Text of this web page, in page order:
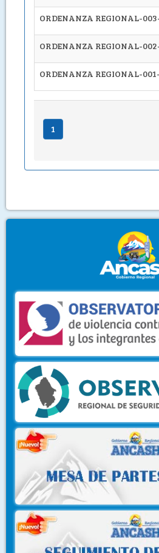
ORDENANZA REGIONAL-
ORDENANZA REGIONAL-
ORDENANZA REGIONAL-
1